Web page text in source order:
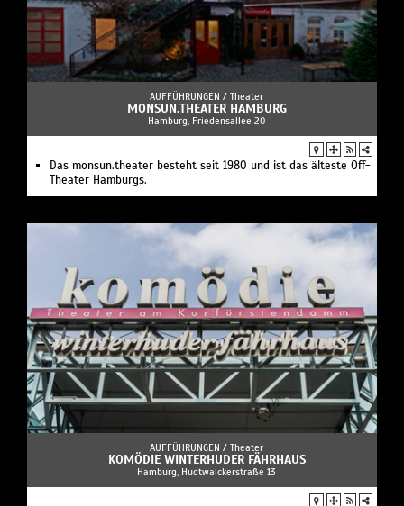
AUFFÜHRUNGEN / Theater
MONSUN.THEATER HAMBURG
Hamburg, Friedensallee 20
Das monsun.theater besteht seit 1980 und ist das älteste Off-
Theater Hamburgs.
AUFFÜHRUNGEN / Theater
KOMÖDIE WINTERHUDER FÄHRHAUS
Hamburg, Hudtwalckerstraße 13